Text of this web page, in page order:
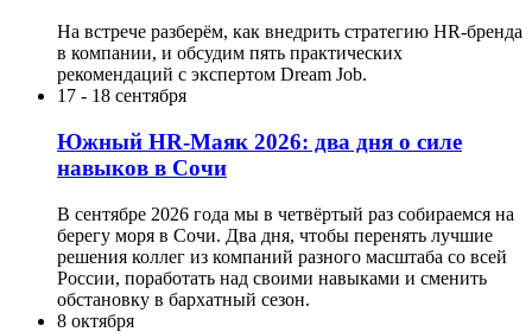
На встрече разберём, как внедрить стратегию HR-бренда
в компании, и обсудим пять практических
рекомендаций с экспертом Dream Job.
17 - 18 сентября
Южный HR-Маяк 2026: два дня о силе
навыков в Сочи
В сентябре 2026 года мы в четвёртый раз собираемся на
берегу моря в Сочи. Два дня, чтобы перенять лучшие
решения коллег из компаний разного масштаба со всей
России, поработать над своими навыками и сменить
обстановку в бархатный сезон.
8 октября